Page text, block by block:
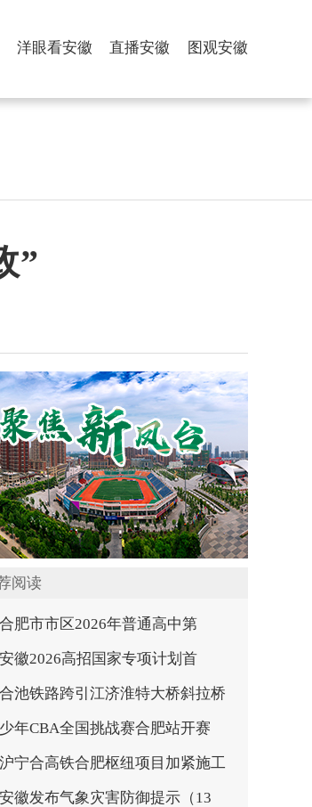
洋眼看安徽 直播安徽 图观安徽
”
阅读
合肥市市区2026年普通高中第
安徽2026高招国家专项计划首
合池铁路跨引江济淮特大桥斜拉桥
少年CBA全国挑战赛合肥站开赛
沪宁合高铁合肥枢纽项目加紧施工
安徽发布气象灾害防御提示（13